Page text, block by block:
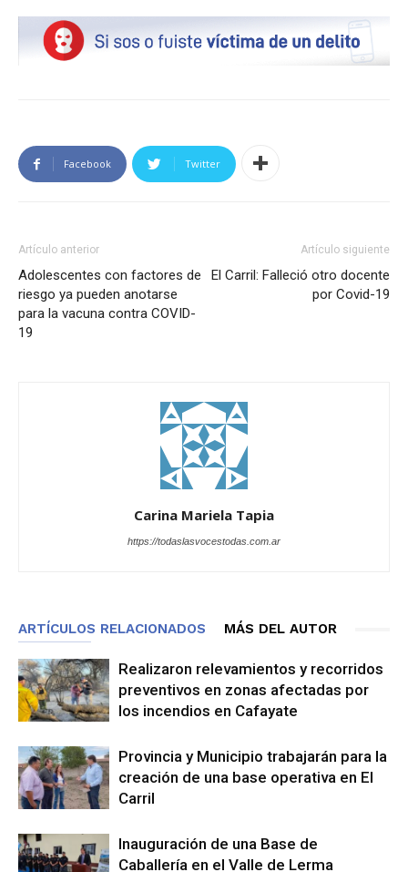
Facebook Twitter
Artículo anterior
Adolescentes con factores de
riesgo ya pueden anotarse
para la vacuna contra COVID-
19
Artículo siguiente
El Carril: Falleció otro docente
por Covid-19
Carina Mariela Tapia
https://todaslasvocestodas.com.ar
ARTÍCULOS RELACIONADOS MÁS DEL AUTOR
Realizaron relevamientos y recorridos
preventivos en zonas afectadas por
los incendios en Cafayate
Provincia y Municipio trabajarán para la
creación de una base operativa en El
Carril
Inauguración de una Base de
Caballería en el Valle de Lerma